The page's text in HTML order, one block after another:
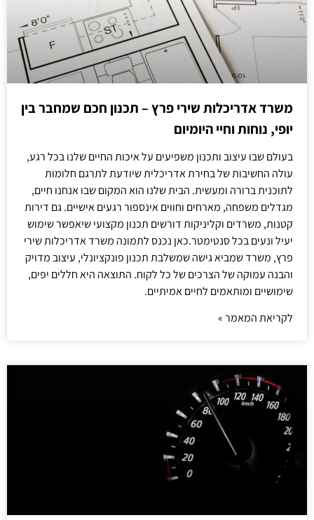
משרד אדריכלות שירי פרץ – תכנון חכם שמחבר בין
יופי, נוחות וחיי היומיום
בעולם שבו עיצוב ותכנון משפיעים על איכות החיים שלנו בכל רגע,
עולה החשיבות של בחירת אדריכלית שיודעת לתרגם חלומות
לתוכנית ברורה ומעשית. הבית שלנו הוא המקום שבו אנחנו חיים,
מגדלים משפחה, מארחים וחווים אינספור רגעים אישיים. גם דירות
קטנות, משרדים וקליניקות דורשים תכנון מקצועי שיאפשר שימוש
יעיל ונעים בכל סנטימטר.כאן נכנס לתמונה משרד אדריכלות שירי
פרץ, משרד שמביא גישה שמשלבת תכנון פונקציונלי, עיצוב מדויק
והבנה עמוקה של הצרכים של כל לקוח. התוצאה היא חללים יפים,
שימושיים ומותאמים לחיים אמיתיים.
לקריאת המאמר »